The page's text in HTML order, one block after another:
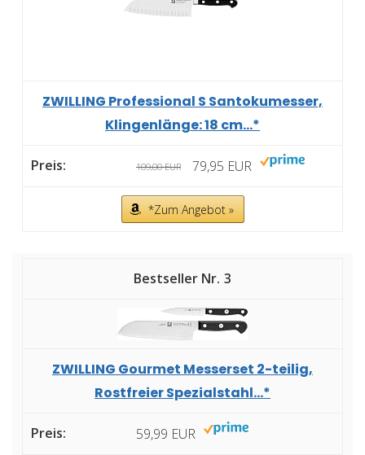
ZWILLING Professional S Santokumesser,
Klingenlänge: 18 cm...*
109,00 EUR 79,95 EUR
*Zum Angebot »
3
ZWILLING Gourmet Messerset 2-teilig,
Rostfreier Spezialstahl...*
59,99 EUR